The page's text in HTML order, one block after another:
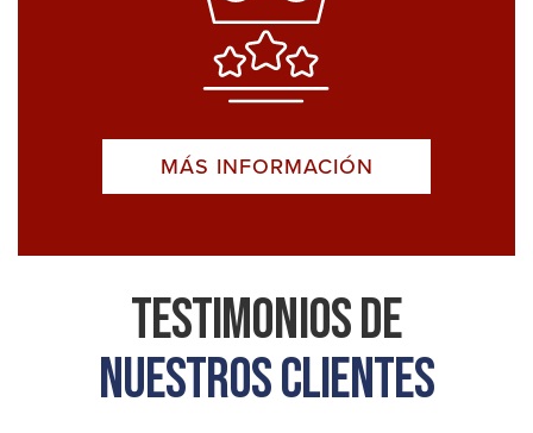
MÁS INFORMACIÓN
Testimonios De
Nuestros Clientes